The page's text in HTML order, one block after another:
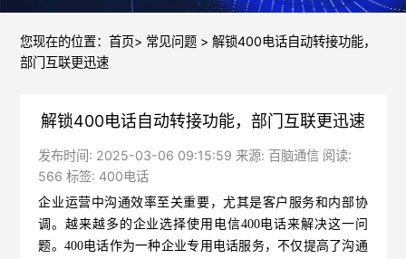
您现在的位置： 首页> 常见问题> 解锁400电话自动转接功能，
部门互联更迅速
解锁400电话自动转接功能，部门互联更迅速
发布时间: 2025-03-06 09:15:59 来源: 百脑通信 阅读:
566 标签: 400电话
企业运营中沟通效率至关重要，尤其是客户服务和内部协
调。越来越多的企业选择使用 电信400电话来解决这一问
题。400电话作为一种企业专用电话服务，不仅提高了沟通